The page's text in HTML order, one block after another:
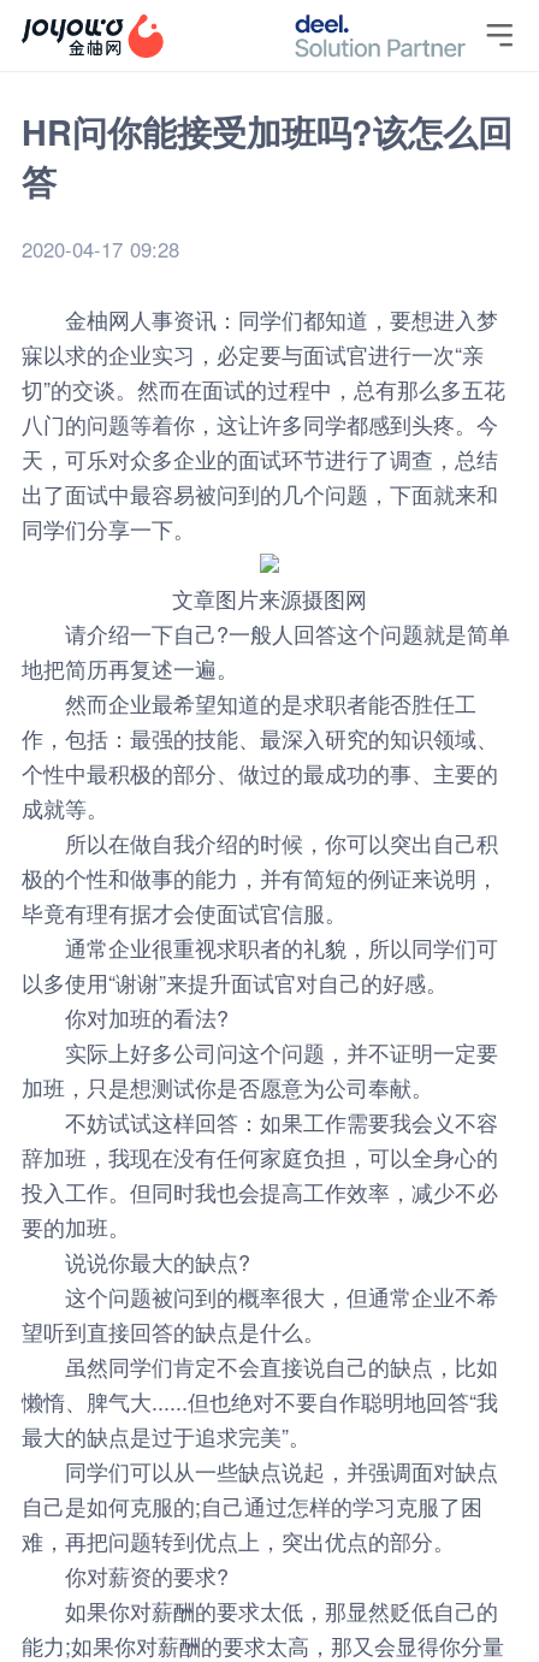

HR问你能接受加班吗?该怎么回
答
2020-04-17 09:28
金柚网 人事资讯：同学们都知道，要想进入梦
寐以求的企业实习，必定要与面试官进行一次“亲
切”的交谈。然而在面试的过程中，总有那么多五花
八门的问题等着你，这让许多同学都感到头疼。今
天，可乐对众多企业的面试环节进行了调查，总结
出了面试中最容易被问到的几个问题，下面就来和
同学们分享一下。
文章图片来源摄图网
请介绍一下自己?一般人回答这个问题就是简单
地把简历再复述一遍。
然而企业最希望知道的是求职者能否胜任工
作，包括：最强的技能、最深入研究的知识领域、
个性中最积极的部分、做过的最成功的事、主要的
成就等。
所以在做自我介绍的时候，你可以突出自己积
极的个性和做事的能力，并有简短的例证来说明，
毕竟有理有据才会使面试官信服。
通常企业很重视求职者的礼貌，所以同学们可
以多使用“谢谢”来提升面试官对自己的好感。
你对加班的看法?
实际上好多公司问这个问题，并不证明一定要
加班，只是想测试你是否愿意为公司奉献。
不妨试试这样回答：如果工作需要我会义不容
辞加班，我现在没有任何家庭负担，可以全身心的
投入工作。但同时我也会提高工作效率，减少不必
要的加班。
说说你最大的缺点?
这个问题被问到的概率很大，但通常企业不希
望听到直接回答的缺点是什么。
虽然同学们肯定不会直接说自己的缺点，比如
懒惰、脾气大......但也绝对不要自作聪明地回答“我
最大的缺点是过于追求完美”。
同学们可以从一些缺点说起，并强调面对缺点
自己是如何克服的;自己通过怎样的学习克服了困
难，再把问题转到优点上，突出优点的部分。
你对薪资的要求?
如果你对薪酬的要求太低，那显然贬低自己的
能力;如果你对薪酬的要求太高，那又会显得你分量